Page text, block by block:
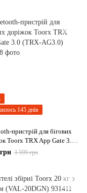
145 днів
пристрій для бігових
Toorx TRX App Gate 3.0
3 599 грн